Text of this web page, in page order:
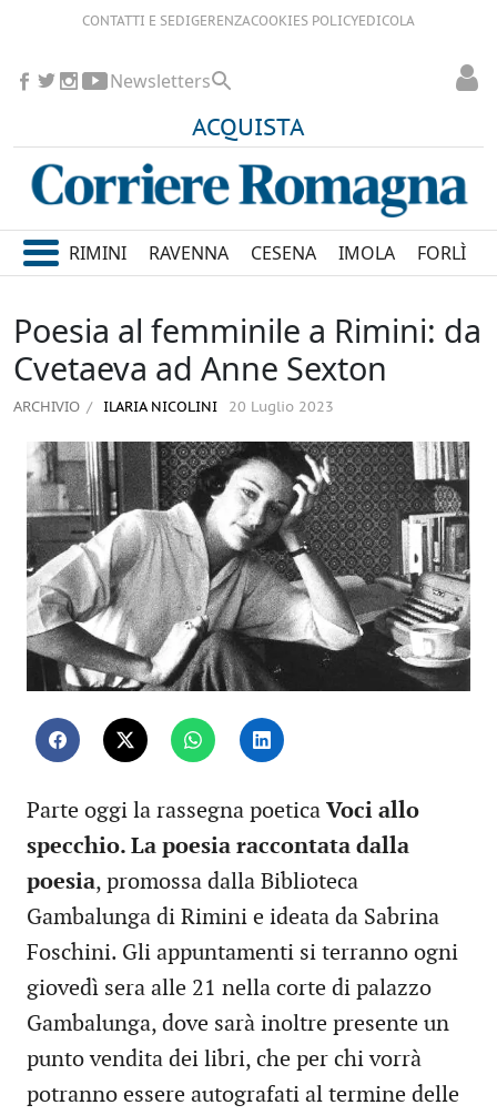
CONTATTI E SEDIGERENZACOOKIES POLICYEDICOLA
ACQUISTA
Newsletters
RIMINI RAVENNA CESENA IMOLA FORLÌ
Poesia al femminile a Rimini: da
Cvetaeva ad Anne Sexton
ARCHIVIO ILARIA NICOLINI 20 Luglio 2023
Parte oggi la rassegna poetica Voci allo
specchio. La poesia raccontata dalla
poesia, promossa dalla Biblioteca
Gambalunga di Rimini e ideata da Sabrina
Foschini. Gli appuntamenti si terranno ogni
giovedì sera alle 21 nella corte di palazzo
Gambalunga, dove sarà inoltre presente un
punto vendita dei libri, che per chi vorrà
potranno essere autografati al termine delle